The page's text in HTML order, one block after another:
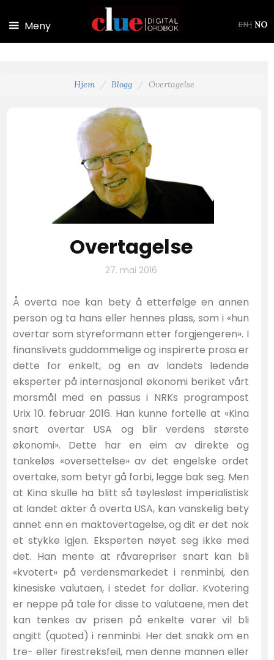
Meny EN| NO
Hjem Blogg Overtagelse
Overtagelse
27. mai 2016
Å overta noe kan bety å etterfølge en annen
person og ta hans eller hennes plass, som i «hun
overtar som styreformann etter forgjengeren». I
finanslivets guddommelige og inspirerte prosa er
dette for enkelt, og en av landets ledende
eksperter på internasjonal økonomi beriket vårt
morsmål med en passus i NRKs programpost
Urix 10. februar 2016. Han kunne fortelle at «Kina
snart overtar USA og blir verdens største
økonomi». Dette har en eim av direkte og
tankeløs «oversettelse» av det engelske ordet
overtake, som betyr gå forbi, legge bak seg. Men
at Kina skulle ha blitt så tøylesløst imperialistisk
at landet akter å overta USA, kan vanskelig bety
annet enn en maktovertagelse, og dit er det nok
et stykke igjen. Eksperten nøyet seg ikke med
det. Han mente at råvarepriser snart kan bli
«kvotert» på verdensmarkedet i renminbi, den
kinesiske valutaen, i stedet for dollar. Kvotering
er neppe på tale for disse to valutaene, men det
kan tenkes av prisen på enkelte varer vil bli
angitt (quoted) i renminbi. Her det snakk om en
tre- eller firestreksfeil, men denne mannen eller